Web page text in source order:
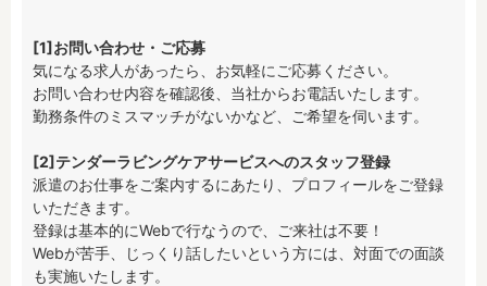
[1]お問い合わせ・ご応募
気になる求人があったら、お気軽にご応募ください。
お問い合わせ内容を確認後、当社からお電話いたします。
勤務条件のミスマッチがないかなど、ご希望を伺います。
[2]テンダーラビングケアサービスへのスタッフ登録
派遣のお仕事をご案内するにあたり、プロフィールをご登録
いただきます。
登録は基本的にWebで行なうので、ご来社は不要！
Webが苦手、じっくり話したいという方には、対面での面談
も実施いたします。